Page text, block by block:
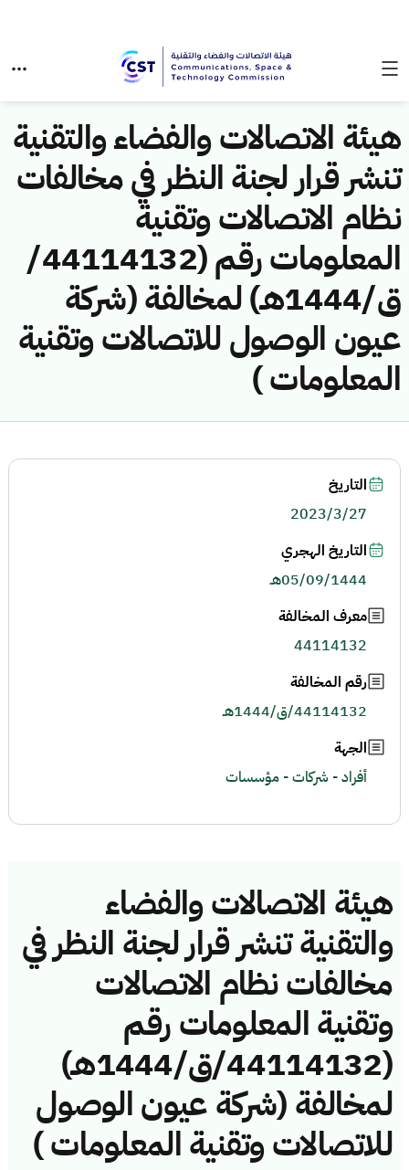
هيئة الاتصالات والفضاء والتقنية
تنشر قرار لجنة النظر في مخالفات
نظام الاتصالات وتقنية
المعلومات رقم (44114132/
ق/1444هـ) لمخالفة (شركة
عيون الوصول للاتصالات وتقنية
المعلومات )
هيئة الاتصالات والفضاء
والتقنية تنشر قرار لجنة النظر في
مخالفات نظام الاتصالات
وتقنية المعلومات رقم
(44114132/ق/1444هـ)
لمخالفة (شركة عيون الوصول
للاتصالات وتقنية المعلومات )
التاريخ
2023/3/27
التاريخ الهجري
05/09/1444هـ
معرف المخالفة
44114132
رقم المخالفة
44114132/ق/1444هـ
الجهة
أفراد - شركات - مؤسسات